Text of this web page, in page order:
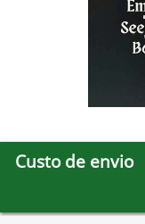
Custo de envio